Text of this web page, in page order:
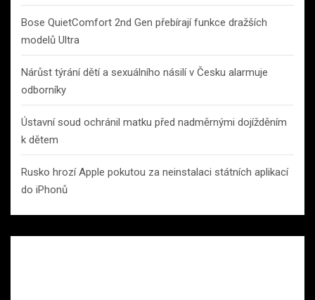
Bose QuietComfort 2nd Gen přebírají funkce dražších
modelů Ultra
Nárůst týrání dětí a sexuálního násilí v Česku alarmuje
odborníky
Ústavní soud ochránil matku před nadměrnými dojížděním
k dětem
Rusko hrozí Apple pokutou za neinstalaci státních aplikací
do iPhonů